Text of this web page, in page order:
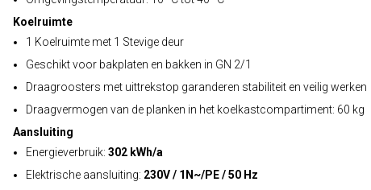
Koelruimte
1 Koelruimte met 1 Stevige deur
Geschikt voor bakplaten en bakken in GN 2/1
Draagroosters met uittrekstop garanderen stabiliteit en veilig werken
Draagvermogen van de planken in het koelkastcompartiment: 60 kg
Aansluiting
Energieverbruik: 302 kWh/a
Elektrische aansluiting: 230V / 1N~/PE / 50 Hz